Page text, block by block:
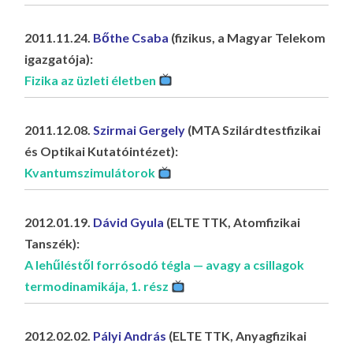
2011.11.24. Bőthe Csaba (fizikus, a Magyar Telekom
igazgatója):
Fizika az üzleti életben
2011.12.08.Szirmai Gergely (MTA Szilárdtestfizikai
és Optikai Kutatóintézet):
Kvantumszimulátorok
2012.01.19. Dávid Gyula (ELTE TTK, Atomfizikai
Tanszék):
A lehűléstől forrósodó tégla — avagy a csillagok
termodinamikája, 1. rész
2012.02.02. Pályi András (ELTE TTK, Anyagfizikai